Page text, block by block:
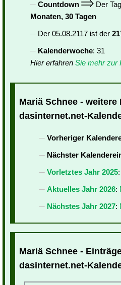
Countdown
Der
Monaten, 30 Tagen
Der 05.08.2117 ist der
Kalenderwoche: 31
Hier erfahren Sie mehr zur
Mariä Schnee - weitere
dasinternet.net-
Vorheriger
Nächster
Vorletztes Jahr 2025:
Aktuelles Jahr 2026:
Nächstes Jahr 2027:
Mariä Schnee -
dasinternet.net-